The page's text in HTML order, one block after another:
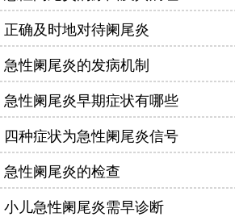
正确及时地对待阑尾炎
急性阑尾炎的发病机制
急性阑尾炎早期症状有哪些
四种症状为急性阑尾炎信号
急性阑尾炎的检查
小儿急性阑尾炎需早诊断